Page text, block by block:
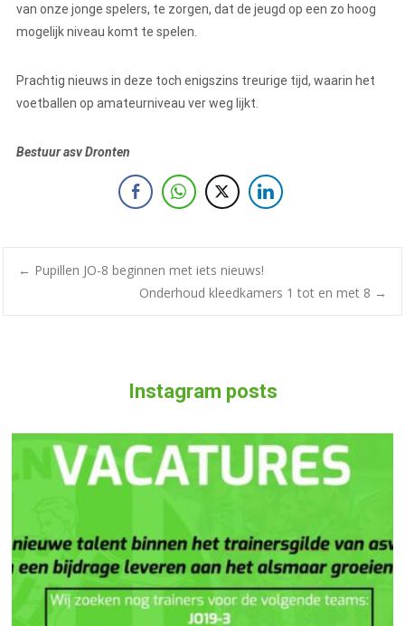
van onze jonge spelers, te zorgen, dat de jeugd op een zo hoog
mogelijk niveau komt te spelen.
Prachtig nieuws in deze toch enigszins treurige tijd, waarin het
voetballen op amateurniveau ver weg lijkt.
Bestuur asv Dronten
← Pupillen JO-8 beginnen met iets nieuws!
Onderhoud kleedkamers 1 tot en met 8 →
Instagram posts